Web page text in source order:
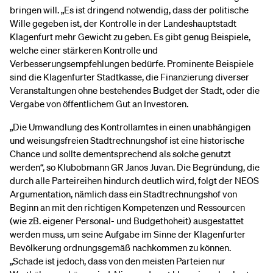
bringen will. „Es ist dringend notwendig, dass der politische
Wille gegeben ist, der Kontrolle in der Landeshauptstadt
Klagenfurt mehr Gewicht zu geben. Es gibt genug Beispiele,
welche einer stärkeren Kontrolle und
Verbesserungsempfehlungen bedürfe. Prominente Beispiele
sind die Klagenfurter Stadtkasse, die Finanzierung diverser
Veranstaltungen ohne bestehendes Budget der Stadt, oder die
Vergabe von öffentlichem Gut an Investoren.
„Die Umwandlung des Kontrollamtes in einen unabhängigen
und weisungsfreien Stadtrechnungshof ist eine historische
Chance und sollte dementsprechend als solche genutzt
werden“, so Klubobmann GR Janos Juvan. Die Begründung, die
durch alle Parteireihen hindurch deutlich wird, folgt der NEOS
Argumentation, nämlich dass ein Stadtrechnungshof von
Beginn an mit den richtigen Kompetenzen und Ressourcen
(wie zB. eigener Personal- und Budgethoheit) ausgestattet
werden muss, um seine Aufgabe im Sinne der Klagenfurter
Bevölkerung ordnungsgemäß nachkommen zu können.
„Schade ist jedoch, dass von den meisten Parteien nur